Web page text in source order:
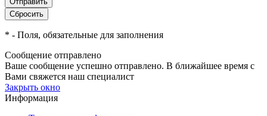
* - Поля, обязательные для заполнения
Сообщение отправлено
Ваше сообщение успешно отправлено. В ближайшее время с
Вами свяжется наш специалист
Закрыть окно
Информация